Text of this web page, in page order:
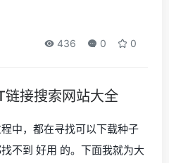
436 0 0
链接搜索网站大全
中，都在寻找可以下载种子
不到 好用 的。下面我就为大